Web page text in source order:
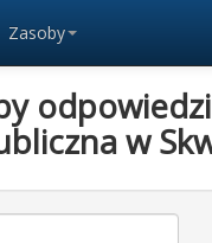
Zasoby
w